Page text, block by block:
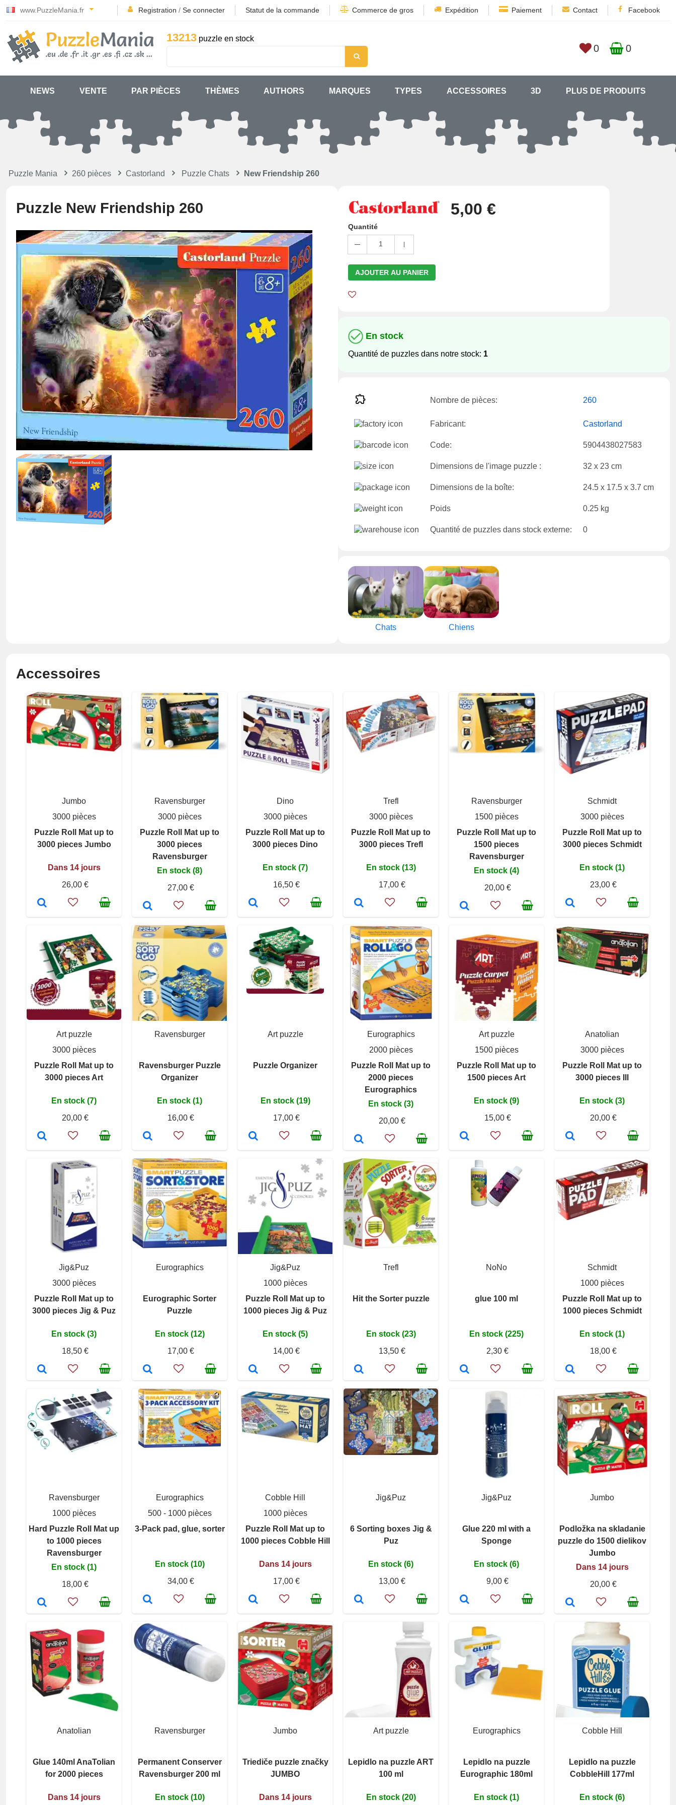
www.PuzzleMania.fr Registration / Se connecter Statut de la commande Commerce de gros Expédition Paiement Contact Facebook
13213 puzzle en stock
0 0
NEWS VENTE PAR PIÈCES THÈMES AUTHORS MARQUES TYPES ACCESSOIRES 3D PLUS DE PRODUITS
Puzzle Mania 260 pièces Castorland Puzzle Chats New Friendship 260
Puzzle New Friendship 260 5,00 €
Quantité
1
AJOUTER AU PANIER
En stock
Quantité de puzzles dans notre stock: 1
Nombre de pièces: 260
Fabricant: Castorland
Code: 5904438027583
Dimensions de l'image puzzle : 32 x 23 cm
Dimensions de la boîte: 24.5 x 17.5 x 3.7 cm
Poids 0.25 kg
Quantité de puzzles dans stock externe: 0
Chats Chiens
Accessoires
Jumbo
3000 pièces
Puzzle Roll Mat up to
3000 pieces Jumbo
Dans 14 jours
26,00 €
Ravensburger
3000 pièces
Puzzle Roll Mat up to
3000 pieces
Ravensburger
En stock (8)
27,00 €
Dino
3000 pièces
Puzzle Roll Mat up to
3000 pieces Dino
En stock (7)
16,50 €
Trefl
3000 pièces
Puzzle Roll Mat up to
3000 pieces Trefl
En stock (13)
17,00 €
Ravensburger
1500 pièces
Puzzle Roll Mat up to
1500 pieces
Ravensburger
En stock (4)
20,00 €
Schmidt
3000 pièces
Puzzle Roll Mat up to
3000 pieces Schmidt
En stock (1)
23,00 €
Art puzzle
3000 pièces
Puzzle Roll Mat up to
3000 pieces Art
En stock (7)
20,00 €
Ravensburger
Ravensburger Puzzle
Organizer
En stock (1)
16,00 €
Art puzzle
Puzzle Organizer
En stock (19)
17,00 €
Eurographics
2000 pièces
Puzzle Roll Mat up to
2000 pieces
Eurographics
En stock (3)
20,00 €
Art puzzle
1500 pièces
Puzzle Roll Mat up to
1500 pieces Art
En stock (9)
15,00 €
Anatolian
3000 pièces
Puzzle Roll Mat up to
3000 pieces III
En stock (3)
20,00 €
Jig&Puz
3000 pièces
Puzzle Roll Mat up to
3000 pieces Jig & Puz
En stock (3)
18,50 €
Eurographics
Eurographic Sorter
Puzzle
En stock (12)
17,00 €
Jig&Puz
1000 pièces
Puzzle Roll Mat up to
1000 pieces Jig & Puz
En stock (5)
14,00 €
Trefl
Hit the Sorter puzzle
En stock (23)
13,50 €
NoNo
glue 100 ml
En stock (225)
2,30 €
Schmidt
1000 pièces
Puzzle Roll Mat up to
1000 pieces Schmidt
En stock (1)
18,00 €
Ravensburger
1000 pièces
Hard Puzzle Roll Mat up
to 1000 pieces
Ravensburger
En stock (1)
18,00 €
Eurographics
500 - 1000 pièces
3-Pack pad, glue, sorter
En stock (10)
34,00 €
Cobble Hill
1000 pièces
Puzzle Roll Mat up to
1000 pieces Cobble Hill
Dans 14 jours
17,00 €
Jig&Puz
6 Sorting boxes Jig &
Puz
En stock (6)
13,00 €
Jig&Puz
Glue 220 ml with a
Sponge
En stock (6)
9,00 €
Jumbo
Podložka na skladanie
puzzle do 1500 dielikov
Jumbo
Dans 14 jours
20,00 €
Anatolian
Glue 140ml AnaTolian
for 2000 pieces
Dans 14 jours
Ravensburger
Permanent Conserver
Ravensburger 200 ml
En stock (10)
Jumbo
Triediče puzzle značky
JUMBO
Dans 14 jours
Art puzzle
Lepidlo na puzzle ART
100 ml
En stock (20)
Eurographics
Lepidlo na puzzle
Eurographic 180ml
En stock (1)
Cobble Hill
Lepidlo na puzzle
CobbleHill 177ml
En stock (6)